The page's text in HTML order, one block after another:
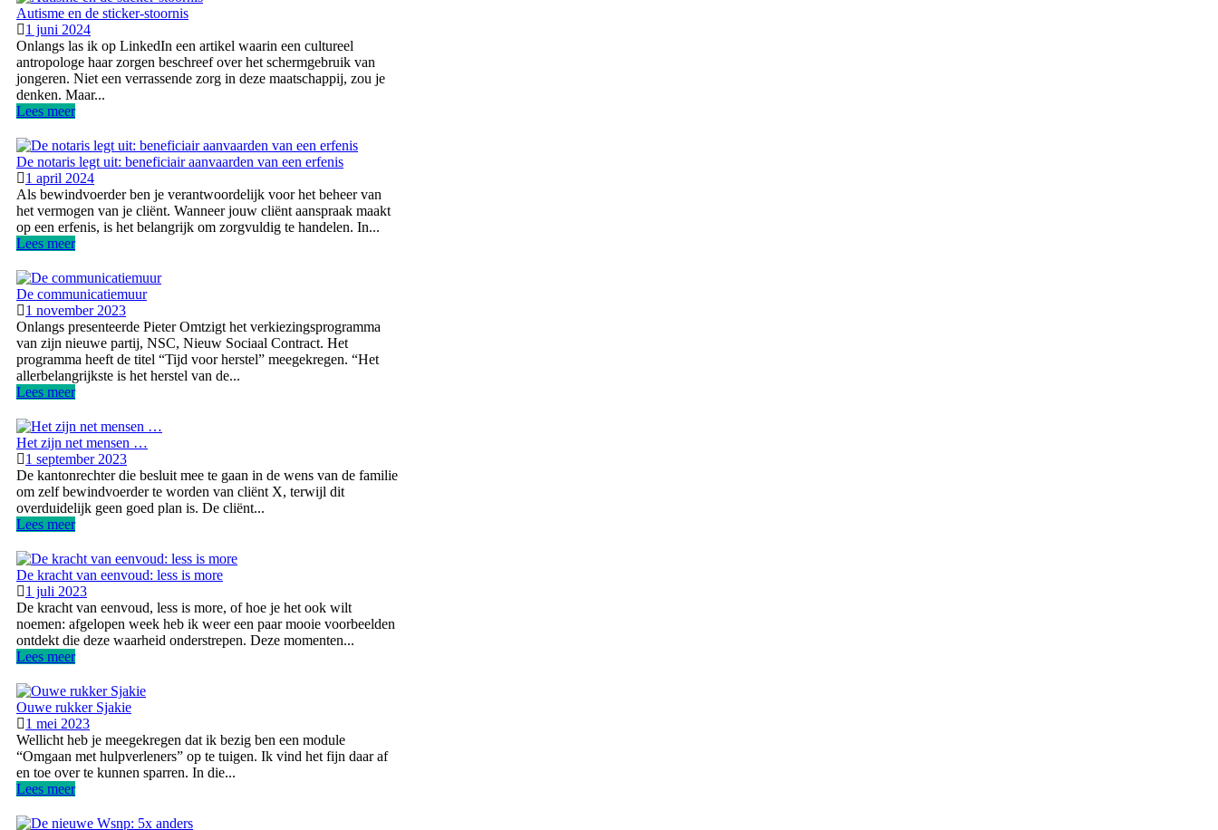
Autisme en de sticker-stoornis
1 juni 2024
Onlangs las ik op LinkedIn een artikel waarin een cultureel
antropologe haar zorgen beschreef over het schermgebruik van
jongeren. Niet een verrassende zorg in deze maatschappij, zou je
denken. Maar...
Lees meer
De notaris legt uit: beneficiair aanvaarden van een erfenis
1 april 2024
Als bewindvoerder ben je verantwoordelijk voor het beheer van
het vermogen van je cliënt. Wanneer jouw cliënt aanspraak maakt
op een erfenis, is het belangrijk om zorgvuldig te handelen. In...
Lees meer
De communicatiemuur
1 november 2023
Onlangs presenteerde Pieter Omtzigt het verkiezingsprogramma
van zijn nieuwe partij, NSC, Nieuw Sociaal Contract. Het
programma heeft de titel “Tijd voor herstel” meegekregen. “Het
allerbelangrijkste is het herstel van de...
Lees meer
Het zijn net mensen …
1 september 2023
De kantonrechter die besluit mee te gaan in de wens van de familie
om zelf bewindvoerder te worden van cliënt X, terwijl dit
overduidelijk geen goed plan is. De cliënt...
Lees meer
De kracht van eenvoud: less is more
1 juli 2023
De kracht van eenvoud, less is more, of hoe je het ook wilt
noemen: afgelopen week heb ik weer een paar mooie voorbeelden
ontdekt die deze waarheid onderstrepen. Deze momenten...
Lees meer
Ouwe rukker Sjakie
1 mei 2023
Wellicht heb je meegekregen dat ik bezig ben een module
“Omgaan met hulpverleners” op te tuigen. Ik vind het fijn daar af
en toe over te kunnen sparren. In die...
Lees meer